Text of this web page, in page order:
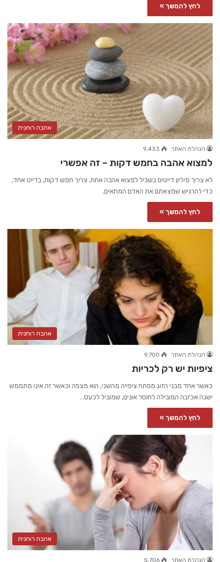
לחץ להמשך »
אהבה רוחנית
הנהלת האתר 9,433
למצוא אהבה בחמש דקות – זה אפשרי
לא צריך מיליון דייטים בשביל למצוא אהבה אחת. צריך חמש דקות, בדייט אחד,
כדי להרגיש שמצאתם את האדם המתאים.
לחץ להמשך »
אהבה רוחנית
הנהלת האתר 9,700
ציפיות יש רק לכריות
כאשר אחד מבני הזוג מפתח ציפייה מהשני, הוא מצפה וכאשר זה אינו מתממש
ישנה אכזבה המובילה לחוסר אונים, שמוביל לכעס…
לחץ להמשך »
אהבה רוחנית
הנהלת האתר 5,706